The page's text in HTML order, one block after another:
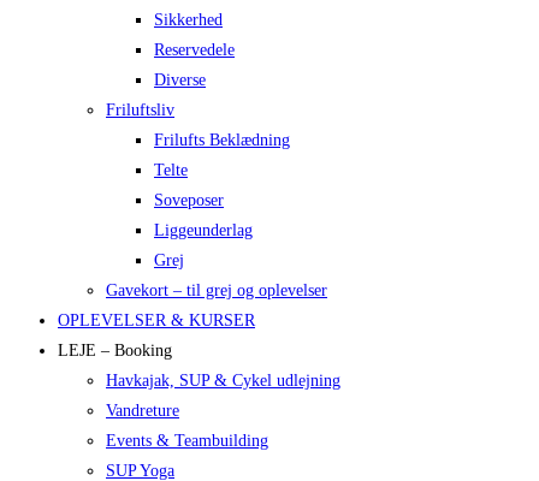
Sikkerhed
Reservedele
Diverse
Friluftsliv
Frilufts Beklædning
Telte
Soveposer
Liggeunderlag
Grej
Gavekort – til grej og oplevelser
OPLEVELSER & KURSER
LEJE – Booking
Havkajak, SUP & Cykel udlejning
Vandreture
Events & Teambuilding
SUP Yoga